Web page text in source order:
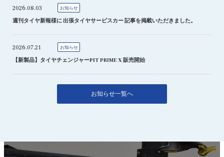
2026.08.03 お知らせ
週刊タイヤ新報様に 出張タイヤサービスカー 記事を掲載いただきました。
2026.07.21 お知らせ
【新製品】タイヤチェンジャーPIT PRIME X 販売開始
お知らせ一覧へ